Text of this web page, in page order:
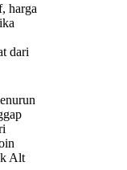
harga
dari
Alt